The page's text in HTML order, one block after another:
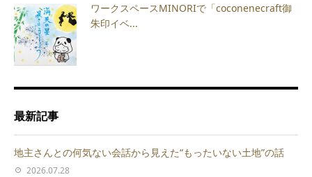
ワークスペースMINORIで「coconenecraft御
朱印イベ...
最新記事
地主さんとの何気ない会話から見えた“もったいない土地”の話
2026.07.28